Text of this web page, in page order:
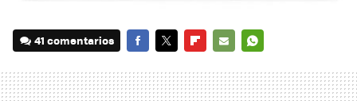
41 comentarios
MAIL